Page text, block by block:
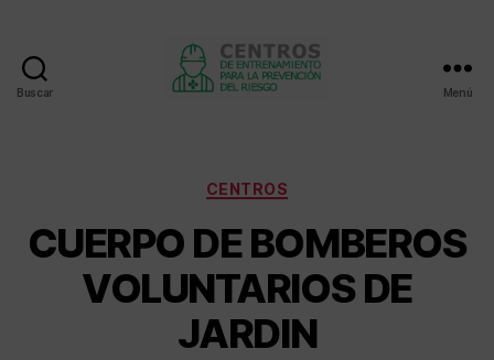
Buscar Menú
Categorías
CENTROS
CUERPO DE BOMBEROS
VOLUNTARIOS DE
JARDIN